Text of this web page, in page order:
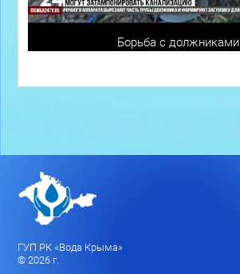
Борьба с должниками
ГУП РК «Вода Крыма»
© 2026 г.